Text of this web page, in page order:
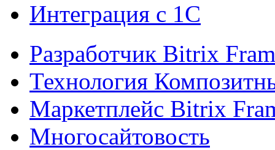
Интеграция с 1С
Разработчик Bitrix
Технология
Маркетплейс Bitrix
Многосайтовость